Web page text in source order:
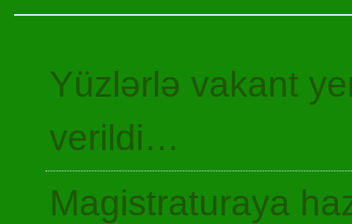
Yüzlərlə vakant
verildi…
Magistraturaya